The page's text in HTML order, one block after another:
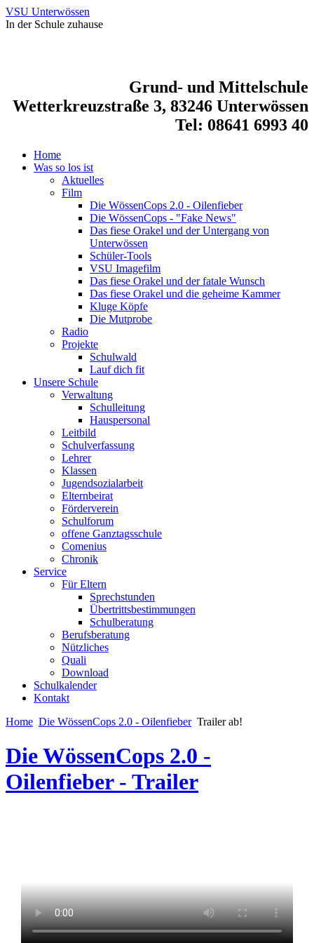
VSU Unterwössen
In der Schule zuhause
Grund- und Mittelschule
Wetterkreuzstraße 3, 83246 Unterwössen
Tel: 08641 6993 40
Home
Was so los ist
Aktuelles
Film
Die WössenCops 2.0 - Oilenfieber
Die WössenCops - "Fake News"
Das fiese Orakel und der Untergang von
Unterwössen
Schüler-Tools
VSU Imagefilm
Das fiese Orakel und der fatale Wunsch
Das fiese Orakel und die geheime Kammer
Kluge Köpfe
Die Mutprobe
Radio
Projekte
Schulwald
Lauf dich fit
Unsere Schule
Verwaltung
Schulleitung
Hauspersonal
Leitbild
Schulverfassung
Lehrer
Klassen
Jugendsozialarbeit
Elternbeirat
Förderverein
Schulforum
offene Ganztagsschule
Comenius
Chronik
Service
Für Eltern
Sprechstunden
Übertrittsbestimmungen
Schulberatung
Berufsberatung
Nützliches
Quali
Download
Schulkalender
Kontakt
Home Die WössenCops 2.0 - Oilenfieber Trailer ab!
Die WössenCops 2.0 -
Oilenfieber - Trailer